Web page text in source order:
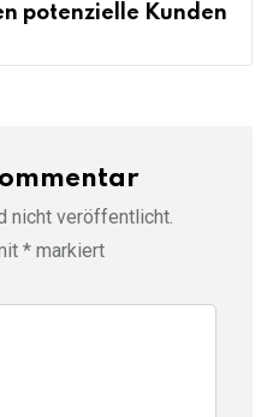
potenzielle Kunden
nicht veröffentlicht.
* markiert